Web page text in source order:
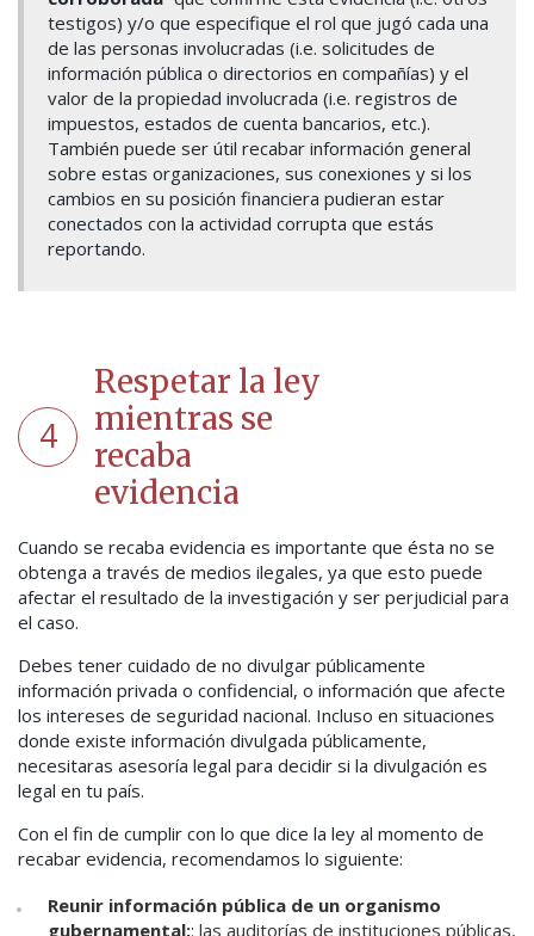
testigos) y/o que especifique el rol que jugó cada una
de las personas involucradas (i.e. solicitudes de
información pública o directorios en compañías) y el
valor de la propiedad involucrada (i.e. registros de
impuestos, estados de cuenta bancarios, etc.).
También puede ser útil recabar información general
sobre estas organizaciones, sus conexiones y si los
cambios en su posición financiera pudieran estar
conectados con la actividad corrupta que estás
reportando.
4
Respetar la ley
mientras se
recaba
evidencia
Cuando se recaba evidencia es importante que ésta no se
obtenga a través de medios ilegales, ya que esto puede
afectar el resultado de la investigación y ser perjudicial para
el caso.
Debes tener cuidado de no divulgar públicamente
información privada o confidencial, o información que afecte
los intereses de seguridad nacional. Incluso en situaciones
donde existe información divulgada públicamente,
necesitaras asesoría legal para decidir si la divulgación es
legal en tu país.
Con el fin de cumplir con lo que dice la ley al momento de
recabar evidencia, recomendamos lo siguiente:
Reunir información pública de un organismo
gubernamental:: las auditorías de instituciones públicas,